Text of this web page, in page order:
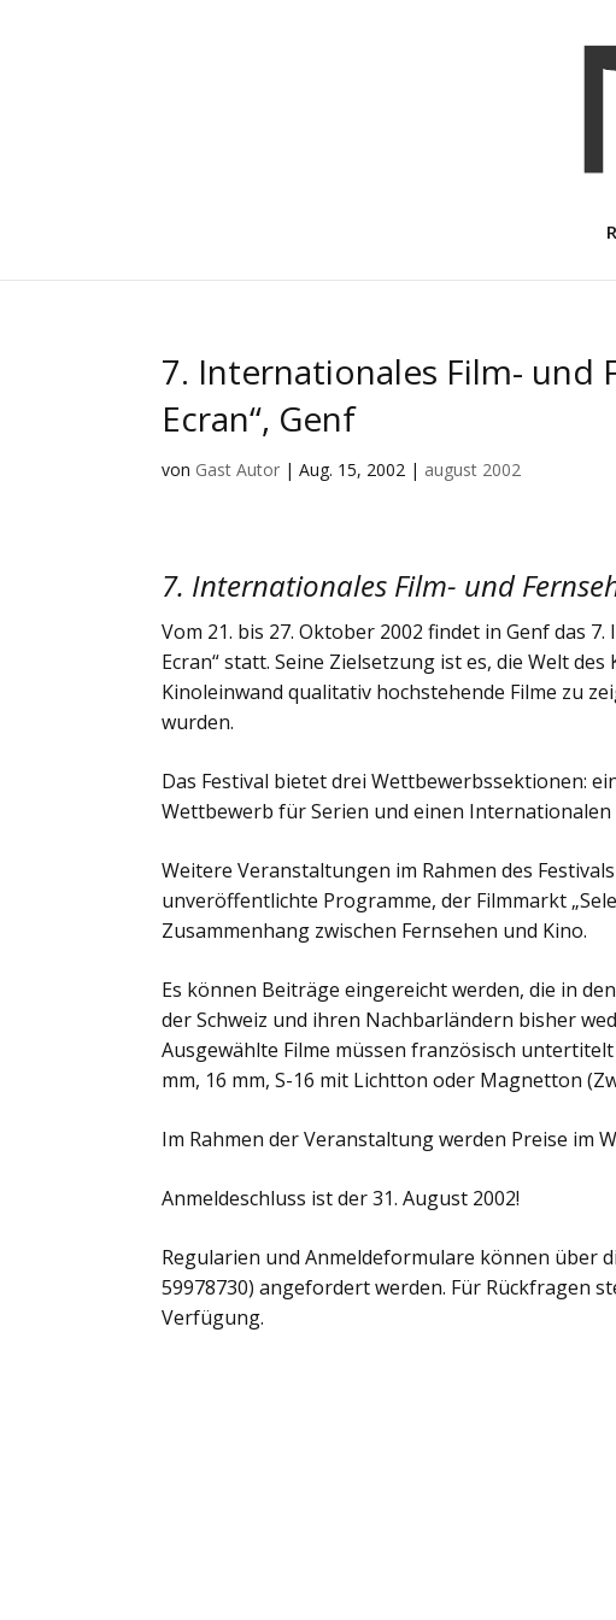
7. Internationales Film- und
Ecran“, Genf
von Gast Autor |Aug. 15, 2002 | august 2002
7. Internationales Film- und
Vom 21. bis 27. Oktober 2002 findet in Genf das
Ecran“ statt. Seine Zielsetzung ist es, die Welt
Kinoleinwand qualitativ hochstehende Filme zu
wurden.
Das Festival bietet drei Wettbewerbssektionen:
Wettbewerb für Serien und einen
Weitere Veranstaltungen im Rahmen des
unveröffentlichte Programme, der Filmmarkt
Zusammenhang zwischen Fernsehen und Kino.
Es können Beiträge eingereicht werden, die in
der Schweiz und ihren Nachbarländern bisher
Ausgewählte Filme müssen französisch
mm, 16 mm, S-16 mit Lichtton oder Magnetton
Im Rahmen der Veranstaltung werden Preise im
Anmeldeschluss ist der 31. August 2002!
Regularien und Anmeldeformulare können über
59978730) angefordert werden. Für Rückfragen
Verfügung.